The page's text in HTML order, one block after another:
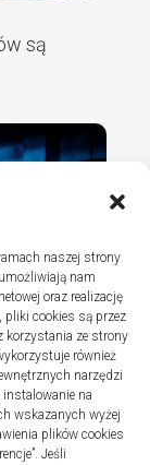
naszej strony
nam
oraz realizację
cookies są przez
korzystania ze strony
również
narzędzi
na
wskazanych wyżej
plików cookies
Jeśli
są